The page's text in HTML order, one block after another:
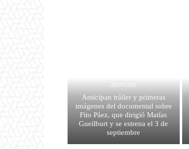
-ANTICIPO
Anticipan tráiler y primeras
imágenes del documental sobre
Fito Páez, que dirigió Matías
Gueilburt y se estrena el 3 de
septiembre